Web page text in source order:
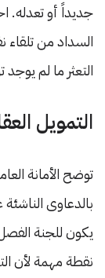
جديداً أو
السداد من
التعثر ما لم يوجد
التمويل
توضح الأمانة
بالدعاوى
يكون للجنة
نقطة مهمة لأن